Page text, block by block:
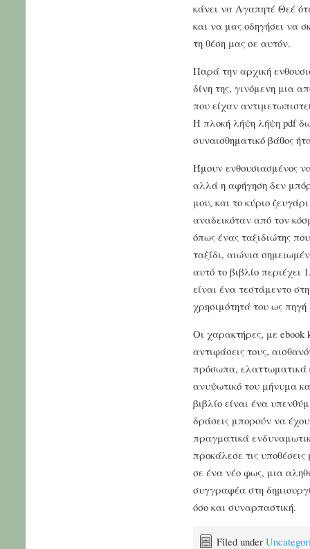
κάνει να Αγαπητέ Θεέ
και να μας οδηγήσει να
τη θέση μας σε αυτόν.
Παρά την αρχική
δίνη της, γινόμενη μια
που είχαν
Η πλοκή λήψη λήψη pdf
συναισθηματικό βάθος
Ήμουν ενθουσιασμένος
αλλά η αφήγηση δεν
μου, και το κύριο
αναδεικόταν από τον
όπως ένας ταξιδιώτης
ταξίδι, αιώνια
αυτό το βιβλίο περιέχει
είναι ένα τεστάμεντο
χρησιμότητά του ως πηγή
Οι χαρακτήρες, με ebook
αντιφάσεις τους,
πρόσωπα, ελαττωματικά
ανυψωτικό του μήνυμα
βιβλίο είναι ένα
δράσεις μπορούν να
πραγματικά
προκάλεσε τις
σε ένα νέο φως, μια
συγγραφέα στη
όσο και συναρπαστική.
Filed under